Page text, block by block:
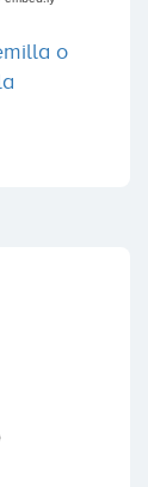
o